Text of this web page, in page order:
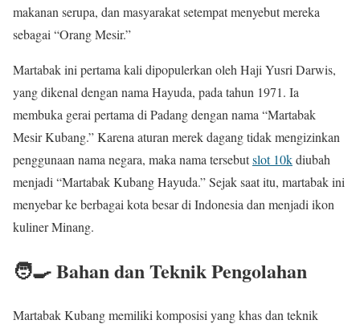
makanan serupa, dan masyarakat setempat menyebut mereka
sebagai “Orang Mesir.”
Martabak ini pertama kali dipopulerkan oleh Haji Yusri Darwis,
yang dikenal dengan nama Hayuda, pada tahun 1971. Ia
membuka gerai pertama di Padang dengan nama “Martabak
Mesir Kubang.” Karena aturan merek dagang tidak mengizinkan
penggunaan nama negara, maka nama tersebutslot 10kdiubah
menjadi “Martabak Kubang Hayuda.” Sejak saat itu, martabak ini
menyebar ke berbagai kota besar di Indonesia dan menjadi ikon
kuliner Minang.
🧑‍🍳 Bahan dan Teknik Pengolahan
Martabak Kubang memiliki komposisi yang khas dan teknik